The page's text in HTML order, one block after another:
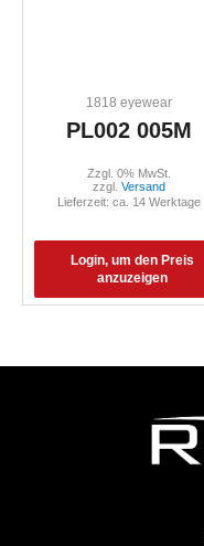
1818 eyewear
PL002 005M
Login, um den Preis
anzuzeigen
Zzgl. 0% MwSt.
zzgl. Versand
Lieferzeit: ca. 14 Werktage